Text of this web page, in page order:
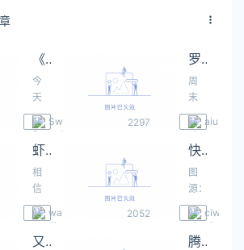
《黑神话：悟空》开场主题曲在QQ音乐、酷狗、酷我正式首发
今
天
上
午
10
《黑
神
话：
空》
Swag.Live
站
罗志祥发新歌 孟美岐工作室重新营业？
周
末
愉
快！
恰
年
末
上
周
娱
aiu
2297
站
虾米音乐要复活？
相
信
喜
欢
听
wanjitv
站
快手宠物短视频单日最高播放量达7亿；酷我畅听：已吸引数万名垂类主播入驻；触宝年营收将超5亿美元丨猬报
图
源：
微
博@
段
2052
站
又一档现象级节目，酷我音乐打造文化节目新“榜样” 腾讯同意收购海洋音乐控股权 对后者估值27亿美元